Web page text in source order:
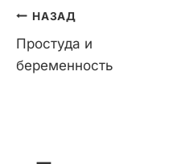
Навигация
по
записям
НАЗАД
Простуда и
беременность